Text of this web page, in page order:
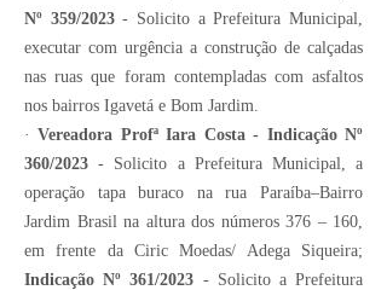
Nº 359/2023- Solicito a Prefeitura Municipal,
executar com urgência a construção de calçadas
nas ruas que foram contempladas com asfaltos
nos bairros Igavetá e Bom Jardim.
·Vereadora Profª Iara Costa - Indicação Nº
360/2023 - Solicito a Prefeitura Municipal, a
operação tapa buraco na rua Paraíba–Bairro
Jardim Brasil na altura dos números 376 – 160,
em frente da Ciric Moedas/ Adega Siqueira;
Indicação Nº 361/2023 - Solicito a Prefeitura